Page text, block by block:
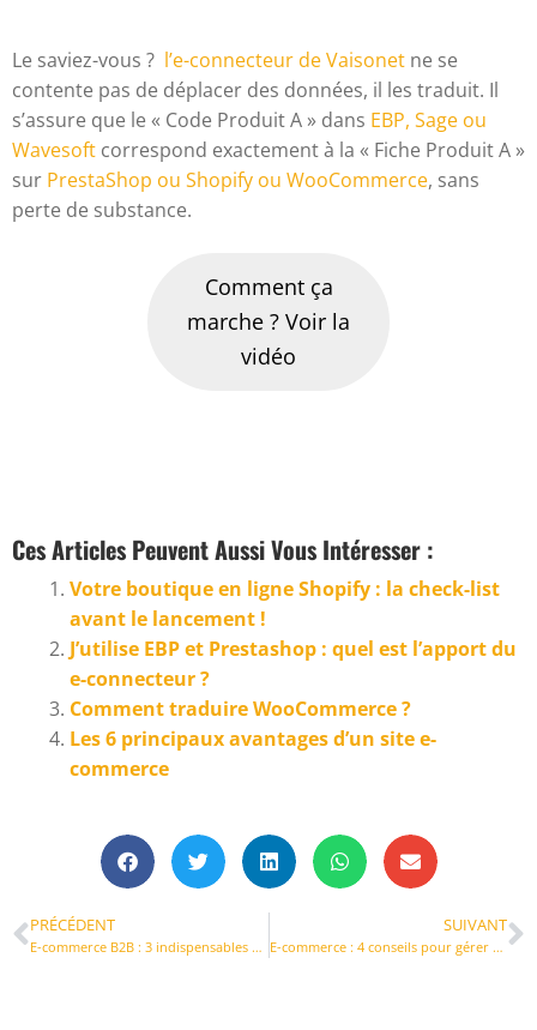
Le saviez-vous ? l’e-connecteur de Vaisonet ne se
contente pas de déplacer des données, il les traduit. Il
s’assure que le « Code Produit A » dans EBP, Sage ou
Wavesoft correspond exactement à la « Fiche Produit A »
sur PrestaShop ou Shopify ou WooCommerce, sans
perte de substance.
Comment ça
marche ? Voir la
vidéo
Ces Articles Peuvent Aussi Vous Intéresser :
Votre boutique en ligne Shopify : la check-list
avant le lancement !
J’utilise EBP et Prestashop : quel est l’apport du
e-connecteur ?
Comment traduire WooCommerce ?
Les 6 principaux avantages d’un site e-
commerce
PRÉCÉDENT
E-commerce B2B : 3 indispensables à maîtriser pour réussir votre passage obligatoire à la facturation électronique en 2026
SUIVANT
E-commerce : 4 conseils pour gérer vos délais de livraison autour des jours fériés